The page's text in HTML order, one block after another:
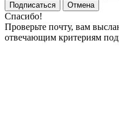
Подписаться
Отмена
Спасибо!
Проверьте почту, вам
отвечающим критериям